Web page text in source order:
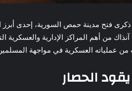
فتح مدينة حمص السورية، إحدى أبرز
من أهم المراكز الإدارية والعسكرية
من عملياته العسكرية في مواجهة
الحصار